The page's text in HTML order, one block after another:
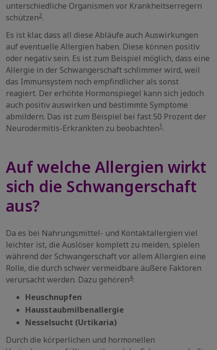
unterschiedliche Organismen vor Krankheitserregern
schützen2.
Es ist klar, dass all diese Abläufe auch Auswirkungen
auf eventuelle Allergien haben. Diese können positiv
oder negativ sein. Es ist zum Beispiel möglich, dass eine
Allergie in der Schwangerschaft schlimmer wird, weil
das Immunsystem noch empfindlicher als sonst
reagiert. Der erhöhte Hormonspiegel kann sich jedoch
auch positiv auswirken und bestimmte Symptome
abmildern. Das ist zum Beispiel bei fast 50 Prozent der
Neurodermitis-Erkrankten zu beobachten1 .
Auf welche Allergien wirkt
sich die Schwangerschaft
aus?
Da es bei Nahrungsmittel- und Kontaktallergien viel
leichter ist, die Auslöser komplett zu meiden, spielen
während der Schwangerschaft vor allem Allergien eine
Rolle, die durch schwer vermeidbare äußere Faktoren
verursacht werden. Dazu gehören4:
Heuschnupfen
Hausstaubmilbenallergie
Nesselsucht (Urtikaria)
Durch die körperlichen und hormonellen